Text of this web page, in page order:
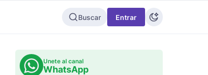
Buscar Entrar
Unete al canal
WhatsApp